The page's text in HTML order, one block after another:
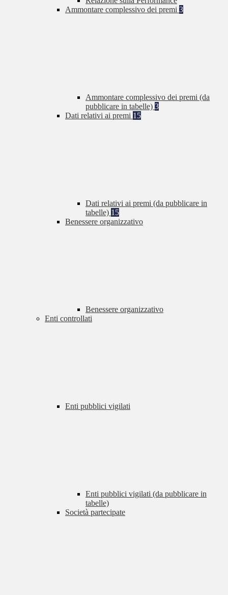
Ammontare complessivo dei premi 3
Ammontare complessivo dei premi (da
pubblicare in tabelle) 3
Dati relativi ai premi 15
Dati relativi ai premi (da pubblicare in
tabelle) 15
Benessere organizzativo
Benessere organizzativo
Enti controllati
Enti pubblici vigilati
Enti pubblici vigilati (da pubblicare in
tabelle)
Società partecipate